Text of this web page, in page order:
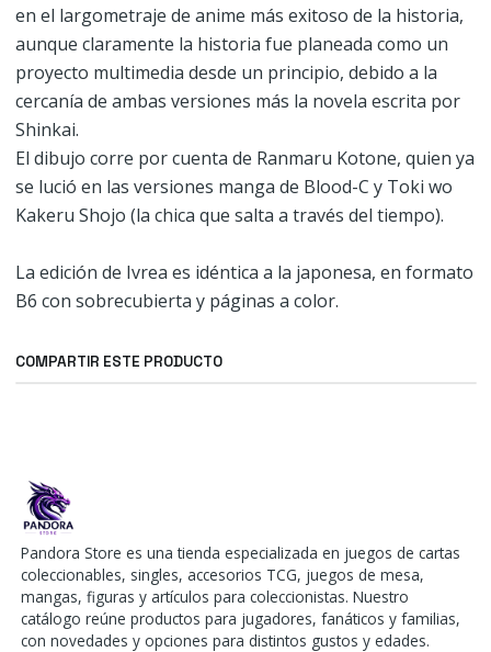
en el largometraje de anime más exitoso de la historia,
aunque claramente la historia fue planeada como un
proyecto multimedia desde un principio, debido a la
cercanía de ambas versiones más la novela escrita por
Shinkai.
El dibujo corre por cuenta de Ranmaru Kotone, quien ya
se lució en las versiones manga de Blood-C y Toki wo
Kakeru Shojo (la chica que salta a través del tiempo).
La edición de Ivrea es idéntica a la japonesa, en formato
B6 con sobrecubierta y páginas a color.
COMPARTIR ESTE PRODUCTO
Pandora Store es una tienda especializada en juegos de cartas
coleccionables, singles, accesorios TCG, juegos de mesa,
mangas, figuras y artículos para coleccionistas. Nuestro
catálogo reúne productos para jugadores, fanáticos y familias,
con novedades y opciones para distintos gustos y edades.